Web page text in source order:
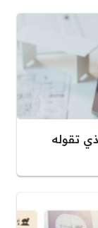
تقوله